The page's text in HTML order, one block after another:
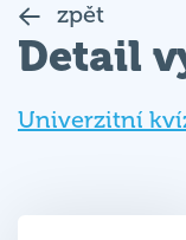
zpět
Detail
Univerzitní